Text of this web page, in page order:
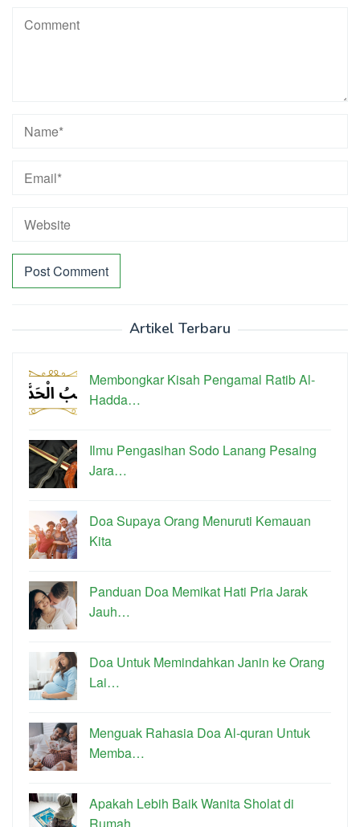
Artikel Terbaru
Membongkar Kisah Pengamal Ratib Al-
Hadda…
Ilmu Pengasihan Sodo Lanang Pesaing
Jara…
Doa Supaya Orang Menuruti Kemauan
Kita
Panduan Doa Memikat Hati Pria Jarak
Jauh…
Doa Untuk Memindahkan Janin ke Orang
Lai…
Menguak Rahasia Doa Al-quran Untuk
Memba…
Apakah Lebih Baik Wanita Sholat di